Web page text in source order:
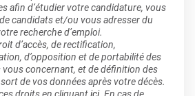
afin d’étudier votre candidature, vous
candidats et/ou vous adresser du
recherche d’emploi.
d’accès, de rectification,
d’opposition et de portabilité des
concernant, et de définition des
de vos données après votre décès.